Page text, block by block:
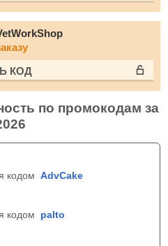
КОД
по промокодам за
кодом AdvCake
кодом palto